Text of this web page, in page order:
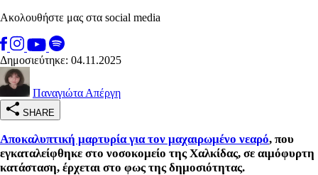
Ακολουθήστε μας στα social media
Δημοσιεύτηκε: 04.11.2025
Παναγιώτα Απέργη
SHARE
Αποκαλυπτική μαρτυρία για τον μαχαιρωμένο νεαρό, που
εγκαταλείφθηκε στο νοσοκομείο της Χαλκίδας, σε αιμόφυρτη
κατάσταση, έρχεται στο φως της δημοσιότητας.